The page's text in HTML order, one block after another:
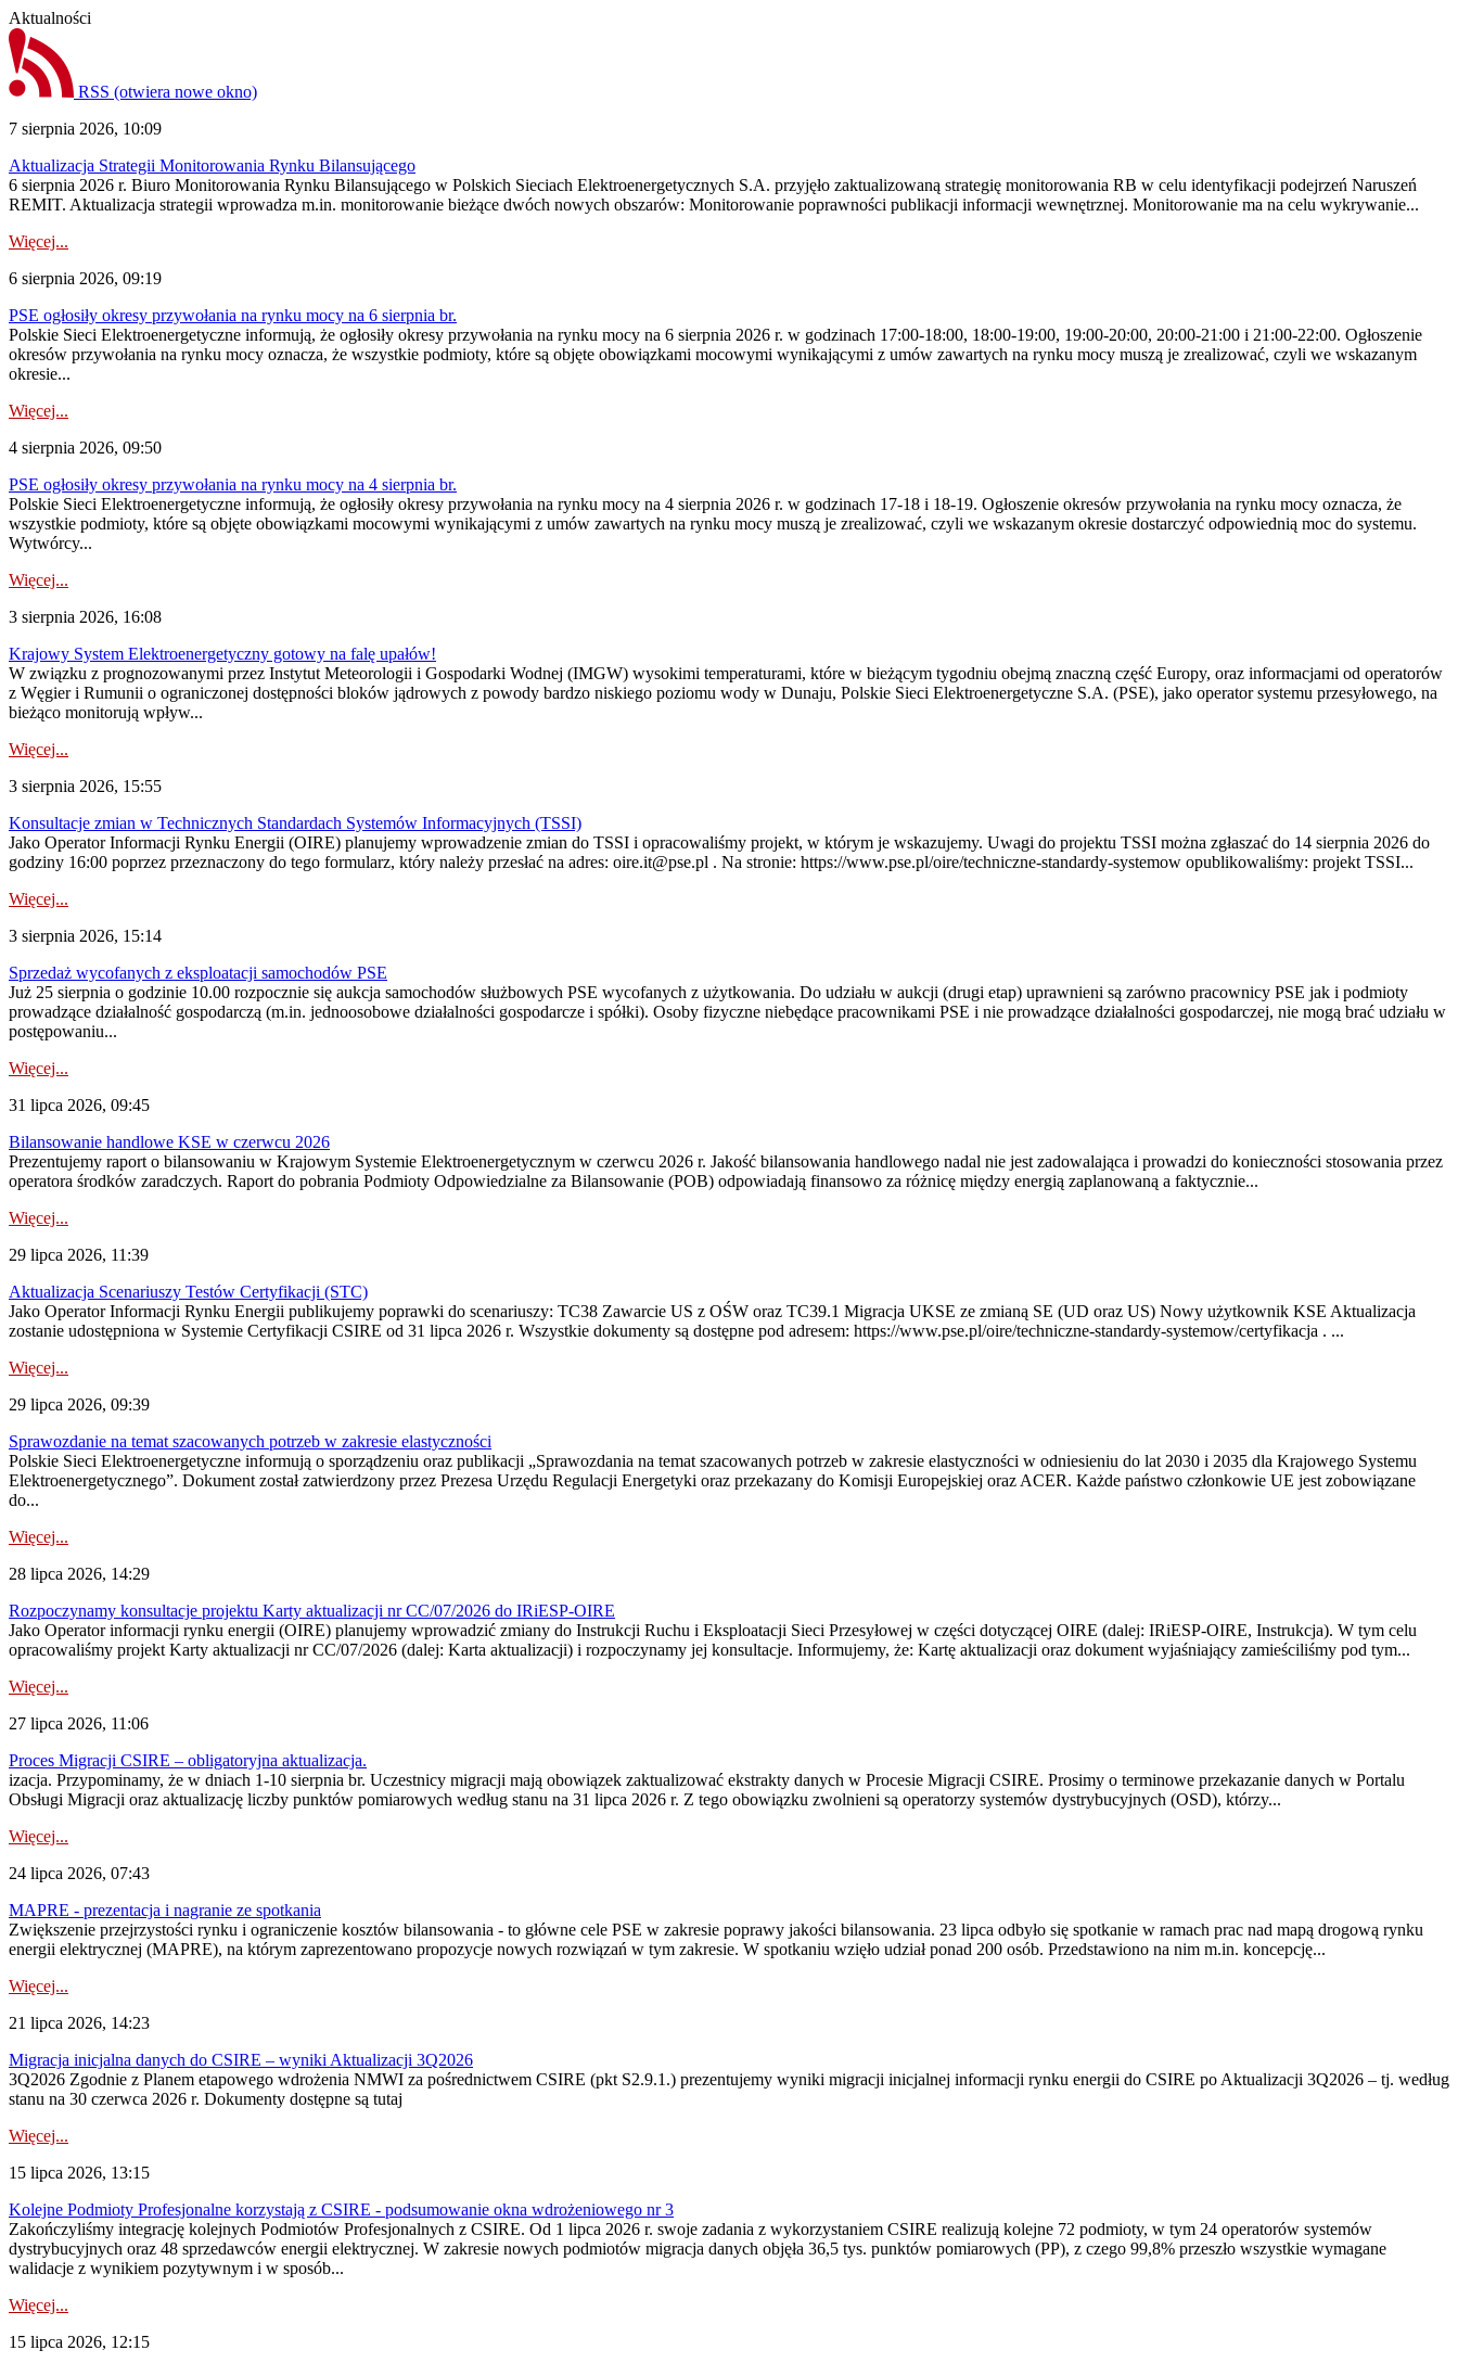
Aktualności
RSS (otwiera nowe okno)
7 sierpnia 2026, 10:09
Aktualizacja Strategii Monitorowania Rynku Bilansującego
6 sierpnia 2026 r. Biuro Monitorowania Rynku Bilansującego w Polskich Sieciach Elektroenergetycznych S.A. przyjęło zaktualizowaną strategię monitorowania RB w celu identyfikacji podejrzeń Naruszeń
REMIT. Aktualizacja strategii wprowadza m.in. monitorowanie bieżące dwóch nowych obszarów: Monitorowanie poprawności publikacji informacji wewnętrznej. Monitorowanie ma na celu wykrywanie...
Więcej...
6 sierpnia 2026, 09:19
PSE ogłosiły okresy przywołania na rynku mocy na 6 sierpnia br.
Polskie Sieci Elektroenergetyczne informują, że ogłosiły okresy przywołania na rynku mocy na 6 sierpnia 2026 r. w godzinach 17:00-18:00, 18:00-19:00, 19:00-20:00, 20:00-21:00 i 21:00-22:00. Ogłoszenie
okresów przywołania na rynku mocy oznacza, że wszystkie podmioty, które są objęte obowiązkami mocowymi wynikającymi z umów zawartych na rynku mocy muszą je zrealizować, czyli we wskazanym
okresie...
Więcej...
4 sierpnia 2026, 09:50
PSE ogłosiły okresy przywołania na rynku mocy na 4 sierpnia br.
Polskie Sieci Elektroenergetyczne informują, że ogłosiły okresy przywołania na rynku mocy na 4 sierpnia 2026 r. w godzinach 17-18 i 18-19. Ogłoszenie okresów przywołania na rynku mocy oznacza, że
wszystkie podmioty, które są objęte obowiązkami mocowymi wynikającymi z umów zawartych na rynku mocy muszą je zrealizować, czyli we wskazanym okresie dostarczyć odpowiednią moc do systemu.
Wytwórcy...
Więcej...
3 sierpnia 2026, 16:08
Krajowy System Elektroenergetyczny gotowy na falę upałów!
W związku z prognozowanymi przez Instytut Meteorologii i Gospodarki Wodnej (IMGW) wysokimi temperaturami, które w bieżącym tygodniu obejmą znaczną część Europy, oraz informacjami od operatorów
z Węgier i Rumunii o ograniczonej dostępności bloków jądrowych z powody bardzo niskiego poziomu wody w Dunaju, Polskie Sieci Elektroenergetyczne S.A. (PSE), jako operator systemu przesyłowego, na
bieżąco monitorują wpływ...
Więcej...
3 sierpnia 2026, 15:55
Konsultacje zmian w Technicznych Standardach Systemów Informacyjnych (TSSI)
Jako Operator Informacji Rynku Energii (OIRE) planujemy wprowadzenie zmian do TSSI i opracowaliśmy projekt, w którym je wskazujemy. Uwagi do projektu TSSI można zgłaszać do 14 sierpnia 2026 do
godziny 16:00 poprzez przeznaczony do tego formularz, który należy przesłać na adres: oire.it@pse.pl . Na stronie: https://www.pse.pl/oire/techniczne-standardy-systemow opublikowaliśmy: projekt TSSI...
Więcej...
3 sierpnia 2026, 15:14
Sprzedaż wycofanych z eksploatacji samochodów PSE
Już 25 sierpnia o godzinie 10.00 rozpocznie się aukcja samochodów służbowych PSE wycofanych z użytkowania. Do udziału w aukcji (drugi etap) uprawnieni są zarówno pracownicy PSE jak i podmioty
prowadzące działalność gospodarczą (m.in. jednoosobowe działalności gospodarcze i spółki). Osoby fizyczne niebędące pracownikami PSE i nie prowadzące działalności gospodarczej, nie mogą brać udziału w
postępowaniu...
Więcej...
31 lipca 2026, 09:45
Bilansowanie handlowe KSE w czerwcu 2026
Prezentujemy raport o bilansowaniu w Krajowym Systemie Elektroenergetycznym w czerwcu 2026 r. Jakość bilansowania handlowego nadal nie jest zadowalająca i prowadzi do konieczności stosowania przez
operatora środków zaradczych. Raport do pobrania Podmioty Odpowiedzialne za Bilansowanie (POB) odpowiadają finansowo za różnicę między energią zaplanowaną a faktycznie...
Więcej...
29 lipca 2026, 11:39
Aktualizacja Scenariuszy Testów Certyfikacji (STC)
Jako Operator Informacji Rynku Energii publikujemy poprawki do scenariuszy: TC38 Zawarcie US z OŚW oraz TC39.1 Migracja UKSE ze zmianą SE (UD oraz US) Nowy użytkownik KSE Aktualizacja
zostanie udostępniona w Systemie Certyfikacji CSIRE od 31 lipca 2026 r. Wszystkie dokumenty są dostępne pod adresem: https://www.pse.pl/oire/techniczne-standardy-systemow/certyfikacja . ...
Więcej...
29 lipca 2026, 09:39
Sprawozdanie na temat szacowanych potrzeb w zakresie elastyczności
Polskie Sieci Elektroenergetyczne informują o sporządzeniu oraz publikacji „Sprawozdania na temat szacowanych potrzeb w zakresie elastyczności w odniesieniu do lat 2030 i 2035 dla Krajowego Systemu
Elektroenergetycznego”. Dokument został zatwierdzony przez Prezesa Urzędu Regulacji Energetyki oraz przekazany do Komisji Europejskiej oraz ACER. Każde państwo członkowie UE jest zobowiązane
do...
Więcej...
28 lipca 2026, 14:29
Rozpoczynamy konsultacje projektu Karty aktualizacji nr CC/07/2026 do IRiESP-OIRE
Jako Operator informacji rynku energii (OIRE) planujemy wprowadzić zmiany do Instrukcji Ruchu i Eksploatacji Sieci Przesyłowej w części dotyczącej OIRE (dalej: IRiESP-OIRE, Instrukcja). W tym celu
opracowaliśmy projekt Karty aktualizacji nr CC/07/2026 (dalej: Karta aktualizacji) i rozpoczynamy jej konsultacje. Informujemy, że: Kartę aktualizacji oraz dokument wyjaśniający zamieściliśmy pod tym...
Więcej...
27 lipca 2026, 11:06
Proces Migracji CSIRE – obligatoryjna aktualizacja.
izacja. Przypominamy, że w dniach 1-10 sierpnia br. Uczestnicy migracji mają obowiązek zaktualizować ekstrakty danych w Procesie Migracji CSIRE. Prosimy o terminowe przekazanie danych w Portalu
Obsługi Migracji oraz aktualizację liczby punktów pomiarowych według stanu na 31 lipca 2026 r. Z tego obowiązku zwolnieni są operatorzy systemów dystrybucyjnych (OSD), którzy...
Więcej...
24 lipca 2026, 07:43
MAPRE - prezentacja i nagranie ze spotkania
Zwiększenie przejrzystości rynku i ograniczenie kosztów bilansowania - to główne cele PSE w zakresie poprawy jakości bilansowania. 23 lipca odbyło się spotkanie w ramach prac nad mapą drogową rynku
energii elektrycznej (MAPRE), na którym zaprezentowano propozycje nowych rozwiązań w tym zakresie. W spotkaniu wzięło udział ponad 200 osób. Przedstawiono na nim m.in. koncepcję...
Więcej...
21 lipca 2026, 14:23
Migracja inicjalna danych do CSIRE – wyniki Aktualizacji 3Q2026
3Q2026 Zgodnie z Planem etapowego wdrożenia NMWI za pośrednictwem CSIRE (pkt S2.9.1.) prezentujemy wyniki migracji inicjalnej informacji rynku energii do CSIRE po Aktualizacji 3Q2026 – tj. według
stanu na 30 czerwca 2026 r. Dokumenty dostępne są tutaj
Więcej...
15 lipca 2026, 13:15
Kolejne Podmioty Profesjonalne korzystają z CSIRE - podsumowanie okna wdrożeniowego nr 3
Zakończyliśmy integrację kolejnych Podmiotów Profesjonalnych z CSIRE. Od 1 lipca 2026 r. swoje zadania z wykorzystaniem CSIRE realizują kolejne 72 podmioty, w tym 24 operatorów systemów
dystrybucyjnych oraz 48 sprzedawców energii elektrycznej. W zakresie nowych podmiotów migracja danych objęła 36,5 tys. punktów pomiarowych (PP), z czego 99,8% przeszło wszystkie wymagane
walidacje z wynikiem pozytywnym i w sposób...
Więcej...
15 lipca 2026, 12:15